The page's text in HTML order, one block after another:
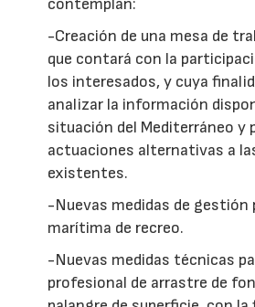
contemplan:
-Creación de una mesa de
que contará con la
los interesados, y cuya
analizar la información
situación del Mediterráneo y
actuaciones alternativas a
existentes.
-Nuevas medidas de gestión
marítima de recreo.
-Nuevas medidas técnicas
profesional de arrastre de